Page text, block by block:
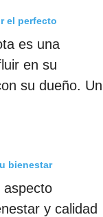
el perfecto
es una
en su
su dueño. Un
bienestar
aspecto
y calidad